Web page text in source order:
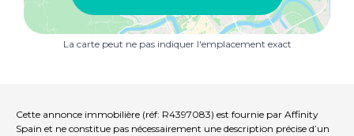
La carte peut ne pas indiquer l'emplacement exact
Cette annonce immobilière (réf: R4397083) est fournie par Affinity
Spain et ne constitue pas nécessairement une description précise d’un